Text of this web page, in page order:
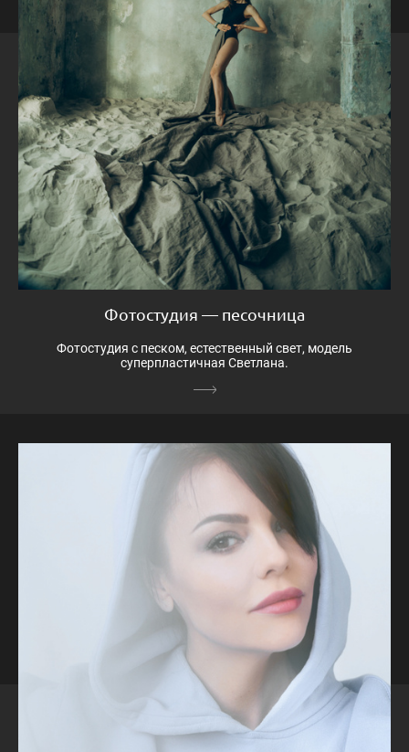
Фотостудия — песочница
Фотостудия с песком, естественный свет, модель
суперпластичная Светлана.